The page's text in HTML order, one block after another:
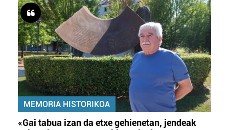
MEMORIA HISTORIKOA
«Gai tabua izan da etxe gehienetan, jendeak